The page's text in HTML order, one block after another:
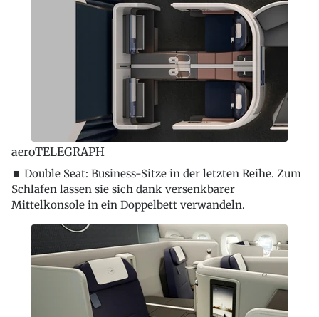
aeroTELEGRAPH
⏹ Double Seat: Business-Sitze in der letzten Reihe. Zum
Schlafen lassen sie sich dank versenkbarer
Mittelkonsole in ein Doppelbett verwandeln.